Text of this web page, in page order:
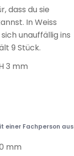
dass du sie
In Weiss
unauffällig ins
9 Stück.
3 mm
Fachperson aus
mm